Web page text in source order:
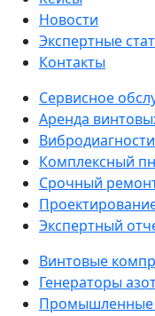
Новости
Экспертные
Контакты
Сервисное
Аренда
Комплексный
Срочный
Экспертный
Винтовые
Генераторы
Промышленные